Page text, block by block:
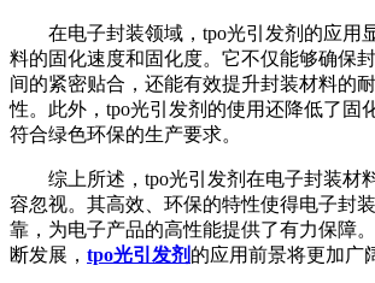
在电子封装领域，tpo光引发剂的应用
料的固化速度和固化度。它不仅能够确保
间的紧密贴合，还能有效提升封装材料的
性。此外，tpo光引发剂的使用还降低了固
符合绿色环保的生产要求。
综上所述，tpo光引发剂在电子封装材
容忽视。其高效、环保的特性使得电子封
靠，为电子产品的高性能提供了有力保障
断发展， tpo光引发剂 的应用前景将更加广